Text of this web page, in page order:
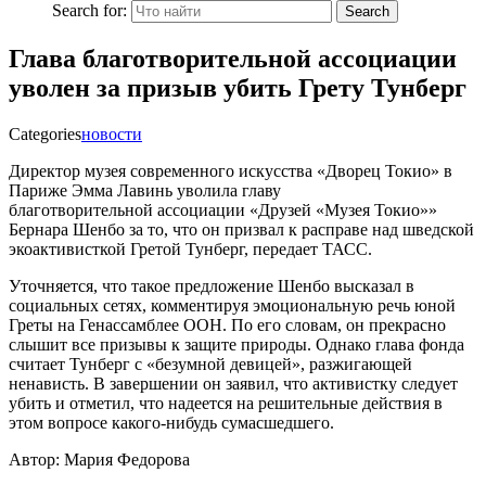
Search for:
Search
Глава благотворительной ассоциации
уволен за призыв убить Грету Тунберг
Categoriesновости
Директор музея современного искусства «Дворец Токио» в
Париже Эмма Лавинь уволила главу
благотворительной ассоциации «Друзей «Музея Токио»»
Бернара Шенбо за то, что он призвал к расправе над шведской
экоактивисткой Гретой Тунберг, передает ТАСС.
Уточняется, что такое предложение Шенбо высказал в
социальных сетях, комментируя эмоциональную речь юной
Греты на Генассамблее ООН. По его словам, он прекрасно
слышит все призывы к защите природы. Однако глава фонда
считает Тунберг с «безумной девицей», разжигающей
ненависть. В завершении он заявил, что активистку следует
убить и отметил, что надеется на решительные действия в
этом вопросе какого-нибудь сумасшедшего.
Автор: Мария Федорова